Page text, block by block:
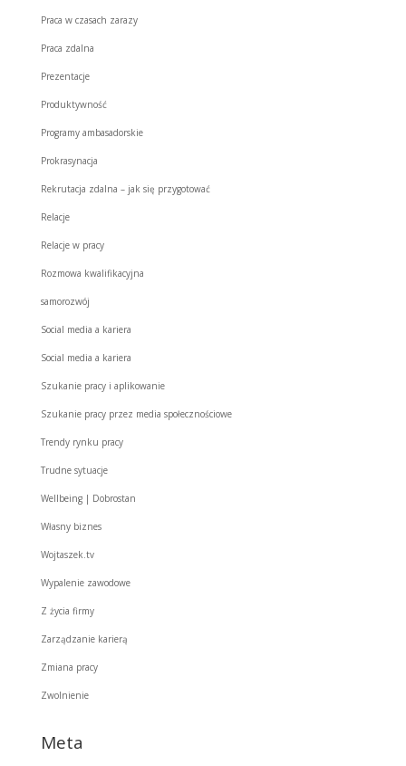
Praca w czasach zarazy
Praca zdalna
Prezentacje
Produktywność
Programy ambasadorskie
Prokrasynacja
Rekrutacja zdalna – jak się przygotować
Relacje
Relacje w pracy
Rozmowa kwalifikacyjna
samorozwój
Social media a kariera
Social media a kariera
Szukanie pracy i aplikowanie
Szukanie pracy przez media społecznościowe
Trendy rynku pracy
Trudne sytuacje
Wellbeing | Dobrostan
Własny biznes
Wojtaszek.tv
Wypalenie zawodowe
Z życia firmy
Zarządzanie karierą
Zmiana pracy
Zwolnienie
Meta